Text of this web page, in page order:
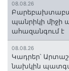
08.08.26
պանրիկի միջի
ահազանգում է
08.08.26
Կադրեր՝
նախկին